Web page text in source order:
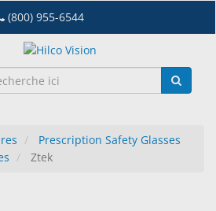
(800) 955-6544
Prescription Safety Glasses
Ztek